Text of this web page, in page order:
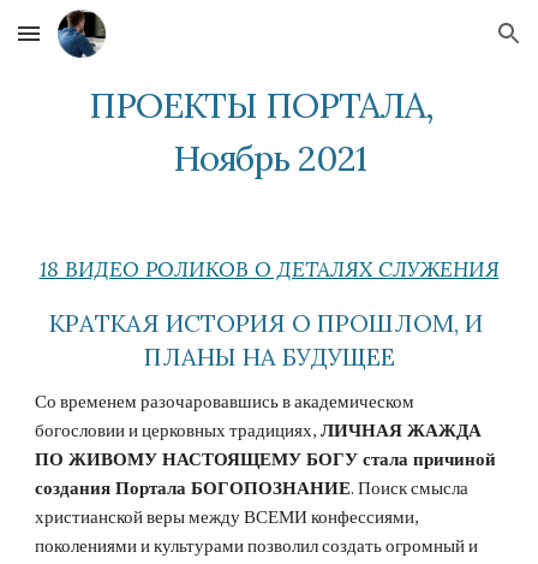
Skip to main content Skip to navigation
ПРОЕКТЫ ПОРТАЛА,
Ноябрь 2021
18 ВИДЕО РОЛИКОВ О ДЕТАЛЯХ СЛУЖЕНИЯ
КРАТКАЯ ИСТОРИЯ О ПРОШЛОМ, И
ПЛАНЫ НА БУДУЩЕЕ
Со временем разочаровавшись в академическом
богословии и церковных традициях, ЛИЧНАЯ ЖАЖДА
ПО ЖИВОМУ НАСТОЯЩЕМУ БОГУ стала причиной
создания Портала БОГОПОЗНАНИЕ. Поиск смысла
христианской веры между ВСЕМИ конфессиями,
поколениями и культурами позволил создать огромный и